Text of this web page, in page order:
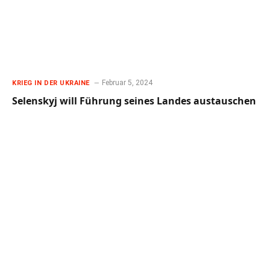
KRIEG IN DER UKRAINE Februar 5, 2024
Selenskyj will Führung seines Landes austauschen